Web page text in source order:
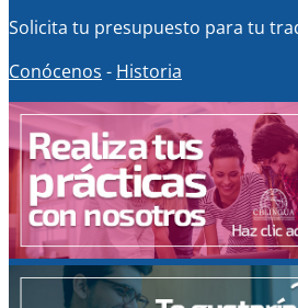
Solicita tu presupuesto para tu
Conócenos - Historia